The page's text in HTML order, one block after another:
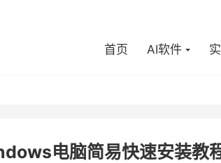
首页 AI软件
电脑简易快速安装教